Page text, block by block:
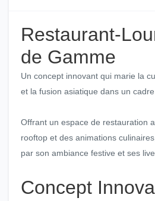
Restaurant-
de Gamme
Un concept innovant qui marie la
et la fusion asiatique dans un cadre
Offrant un espace de restauration
rooftop et des animations
par son ambiance festive et ses
Concept